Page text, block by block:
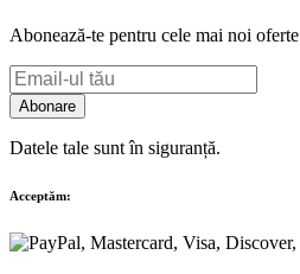
Abonează-te pentru cele mai noi oferte
Abonare
Datele tale sunt în siguranță.
Acceptăm: